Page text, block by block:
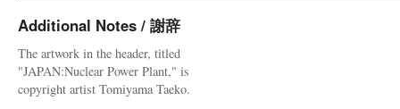
Additional Notes / 謝辞
The artwork in the header, titled
"JAPAN:Nuclear Power Plant," is
copyright artist Tomiyama Taeko.